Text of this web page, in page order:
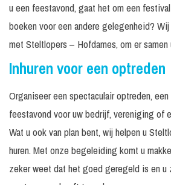
u een feestavond, gaat het om een
boeken voor een andere gelegenheid?
met Steltlopers – Hofdames, om er
Inhuren voor een optreden
Organiseer een spectaculair optreden,
feestavond voor uw bedrijf, vereniging of
Wat u ook van plan bent, wij helpen u
huren. Met onze begeleiding komt u
zeker weet dat het goed geregeld is en u